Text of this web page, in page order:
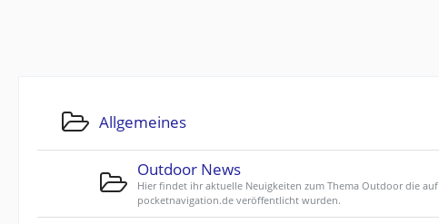
Allgemeines
Outdoor News
Hier findet ihr aktuelle Neuigkeiten zum Thema Outdoor die auf
pocketnavigation.de veröffentlicht wurden.